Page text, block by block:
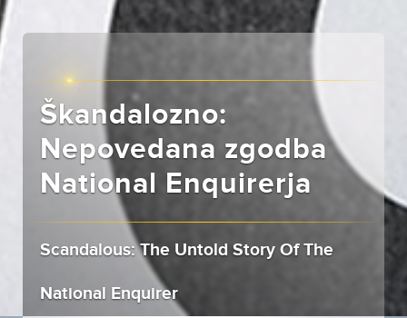
Škandalozno:
Nepovedana zgodba
National Enquirerja
Scandalous: The Untold Story Of The
National Enquirer